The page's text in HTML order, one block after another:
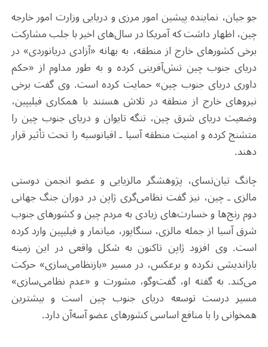
جو جیان، نماینده پیشین امور مرزی و دریایی وزارت امور خارجه
چین، اظهار داشت که آمریکا در سال‌های اخیر با جلب مشارکت
برخی کشورهای خارج از منطقه، به بهانه «آزادی دریانوردی» در
دریای جنوب چین تنش‌آفرینی کرده و به طور مداوم از «حکم
داوری دریای جنوب چین» حمایت کرده است. وی گفت برخی
نیروهای خارج از منطقه در تلاش هستند با همکاری فیلیپین،
وضعیت دریای شرق چین، تنگه تایوان و دریای جنوب چین را
متشنج کرده و امنیت منطقه آسیا ـ اقیانوسیه را تحت تأثیر قرار
دهند.
چانگ تیان‌تسای، پژوهشگر مالزیایی و عضو انجمن دوستی
مالزی ـ چین، نیز گفت نظامی‌گری ژاپن در دوران جنگ جهانی
دوم رنج‌ها و خسارت‌های زیادی به مردم چین و کشورهای جنوب
شرق آسیا از جمله مالزی، سنگاپور، میانمار و فیلیپین وارد کرده
است. وی افزود ژاپن تاکنون به شکل واقعی در این زمینه
بازاندیشی نکرده و برعکس، در مسیر «بازنظامی‌سازی» حرکت
می‌کند. به گفته او، گفت‌وگو، مشورت و «عدم نظامی‌سازی»
مسیر درست توسعه دریای جنوب چین است و بیشترین
همخوانی را با منافع اساسی کشورهای عضو آسه‌آن دارد.